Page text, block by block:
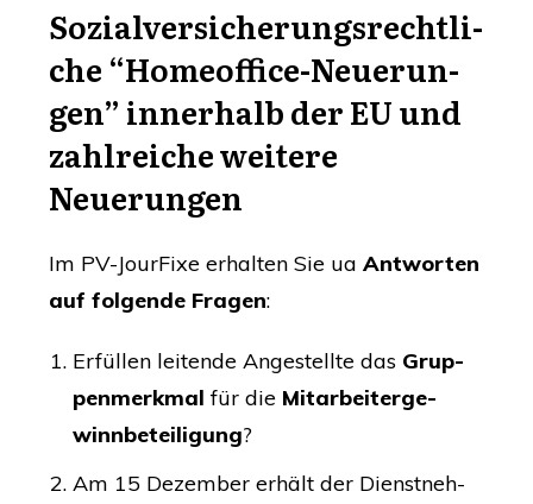
Sozi­al­ver­si­che­rungs­recht­li­
che “Home­of­fice-Neue­run­
gen” inner­halb derEUund
zahl­rei­che wei­te­re
Neuerungen
Im PV-Jour­Fi­xe erhal­ten Sie ua Ant­wor­ten
auf fol­gen­de Fra­gen:
Erfül­len lei­ten­de Ange­stell­te das Grup­
pen­merk­mal für die Mit­ar­bei­ter­ge­
winn­be­tei­li­gung?
Am 15 Dezem­ber erhält der Dienst­neh­